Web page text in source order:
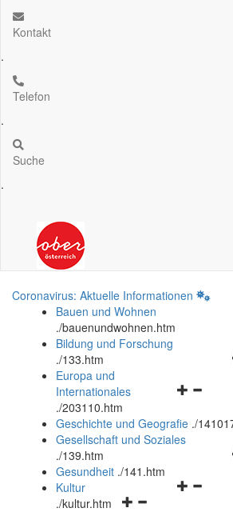
Kontakt
.
Telefon
.
Suche
.
Coronavirus: Aktuelle Informationen
Bauen und Wohnen
./bauenundwohnen.htm
Bildung und Forschung
./133.htm
und
schließen
Europa und
Internationales
./203110.htm
Geschichte und Geografie ./
Gesellschaft und Soziales
./139.htm
Gesundheit ./141.htm
Navigationsmenü
Kultur
./kultur.htm